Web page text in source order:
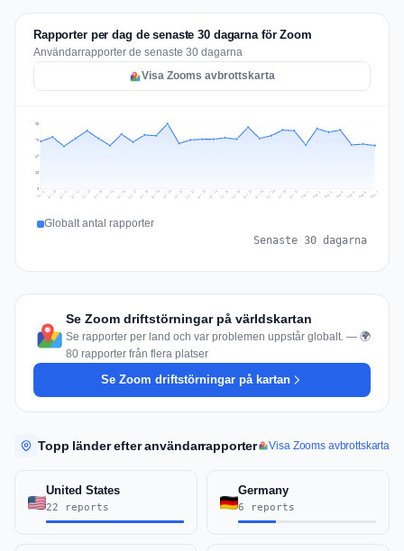
Rapporter per dag de senaste 30 dagarna för Zoom
Användarrapporter de senaste 30 dagarna
Visa Zooms avbrottskarta
23
47
70
93
Jul 9 Jul 10 Jul 11 Jul 12 Jul 13 Jul 14 Jul 15 Jul 16 Jul 17 Jul 18 Jul 19 Jul 20 Jul 21 Jul 22 Jul 23 Jul 24 Jul 25 Jul 26 Jul 27 Jul 28 Jul 29 Jul 30 Jul 31 Aug 1 Aug 2 Aug 3 Aug 4 Aug 5 Aug 6 Aug 7
Globalt antal rapporter
Senaste 30 dagarna
Se Zoom driftstörningar på världskartan
Se rapporter per land och var problemen uppstår globalt. — 🌍
80 rapporter från flera platser
Se Zoom driftstörningar på kartan
Topp länder efter användarrapporter Visa Zooms avbrottskarta
United States
22 reports
Germany
6 reports